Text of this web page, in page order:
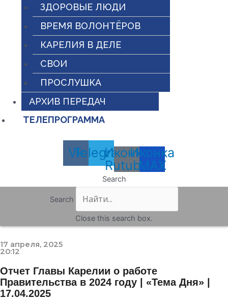
ЗДОРОВЫЕ ЛЮДИ
ВРЕМЯ ВОЛОНТЁРОВ
КАРЕЛИЯ В ДЕЛЕ
СВОИ
ПРОСЛУШКА
АРХИВ ПЕРЕДАЧ
ТЕЛЕПРОГРАММА
Vk
Telegram
Иконка
Rutube
Иконка
MAX
Search
Search
Close this search box.
17 апреля, 2025
20:12
Отчет Главы Карелии о работе
Правительства в 2024 году | «Тема Дня» |
17.04.2025